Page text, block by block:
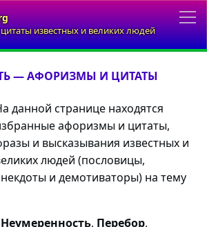
известных и великих людей
— АФОРИЗМЫ И ЦИТАТЫ
данной странице находятся
афоризмы и цитаты,
и высказывания известных и
людей (пословицы,
и демотиваторы) на тему
Неумеренность, Перебор,